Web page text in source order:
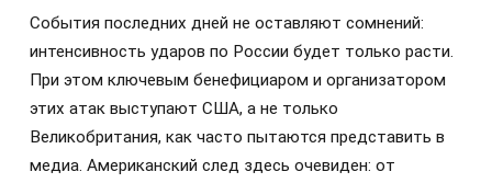
События последних дней не оставляют сомнений:
интенсивность ударов по России будет только расти.
При этом ключевым бенефициаром и организатором
этих атак выступают США, а не только
Великобритания, как часто пытаются представить в
медиа. Американский след здесь очевиден: от